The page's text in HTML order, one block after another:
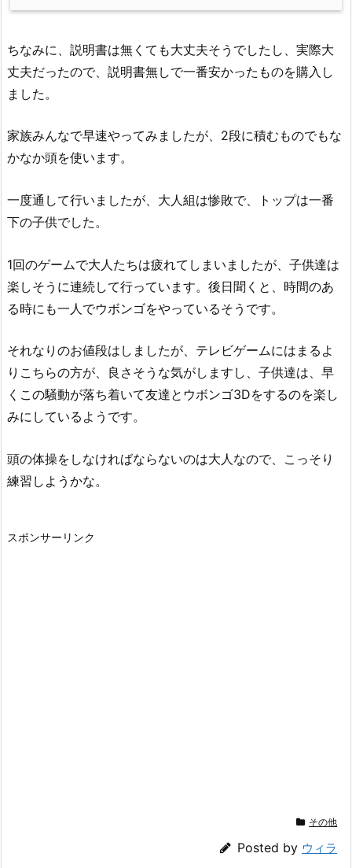
ちなみに、説明書は無くても大丈夫そうでしたし、実際大
丈夫だったので、説明書無しで一番安かったものを購入し
ました。
家族みんなで早速やってみましたが、2段に積むものでもな
かなか頭を使います。
一度通して行いましたが、大人組は惨敗で、トップは一番
下の子供でした。
1回のゲームで大人たちは疲れてしまいましたが、子供達は
楽しそうに連続して行っています。後日聞くと、時間のあ
る時にも一人でウボンゴをやっているそうです。
それなりのお値段はしましたが、テレビゲームにはまるよ
りこちらの方が、良さそうな気がしますし、子供達は、早
くこの騒動が落ち着いて友達とウボンゴ3Dをするのを楽し
みにしているようです。
頭の体操をしなければならないのは大人なので、こっそり
練習しようかな。
スポンサーリンク
その他
Posted by ウィラ